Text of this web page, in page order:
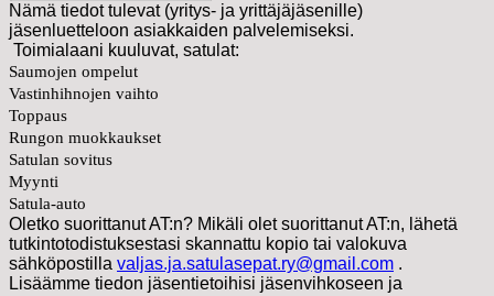
Nämä tiedot tulevat (yritys- ja yrittäjäjäsenille)
jäsenluetteloon asiakkaiden palvelemiseksi.
Toimialaani kuuluvat, satulat:
Saumojen ompelut
Vastinhihnojen vaihto
Toppaus
Rungon muokkaukset
Satulan sovitus
Myynti
Satula-auto
Oletko suorittanut AT:n? Mikäli olet suorittanut AT:n, lähetä
tutkintotodistuksestasi skannattu kopio tai valokuva
sähköpostilla valjas.ja.satulasepat.ry@gmail.com .
Lisäämme tiedon jäsentietoihisi jäsenvihkoseen ja